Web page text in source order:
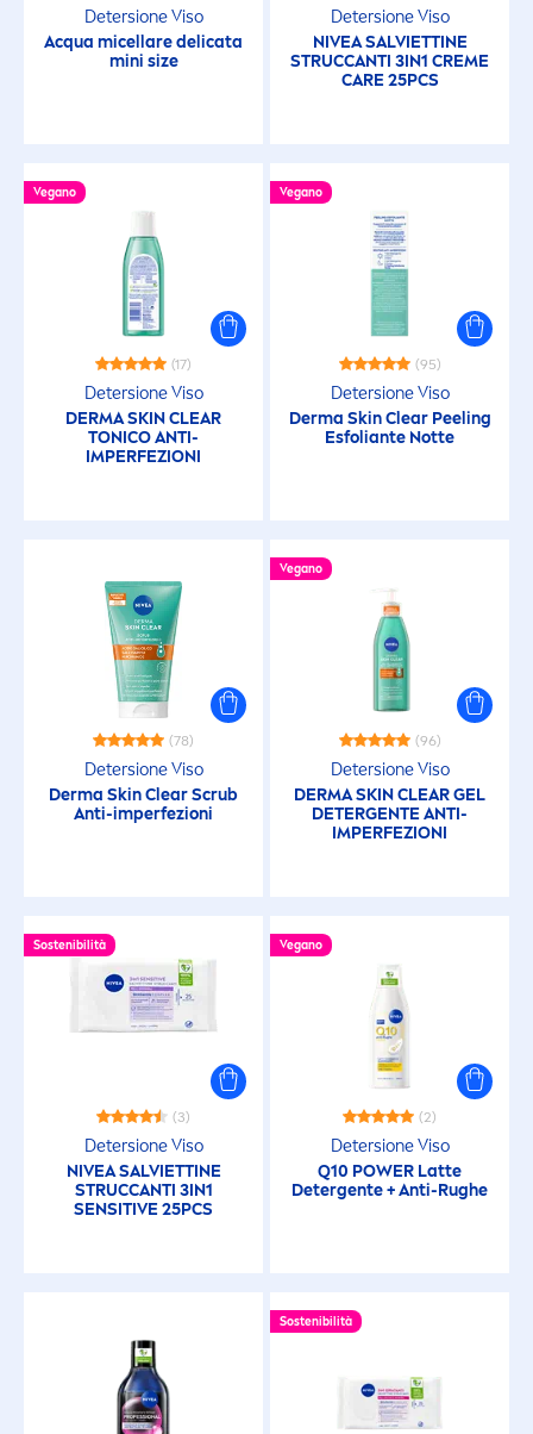
Detersione Viso
Acqua micellare delicata
mini size
Detersione Viso
NIVEASALVIETTINE
STRUCCANTI 3IN1 CREME
CARE25PCS
Vegano
(17)
Detersione Viso
DERMASKINCLEAR
TONICO ANTI-
IMPERFEZIONI
Vegano
(95)
Detersione Viso
Derma SkinClear Peeling
Esfoliante Notte
(78)
Detersione Viso
Derma SkinClear Scrub
Anti-imperfezioni
Vegano
(96)
Detersione Viso
DERMASKINCLEAR GEL
DETERGENTE ANTI-
IMPERFEZIONI
Sostenibilità
(3)
Detersione Viso
NIVEASALVIETTINE
STRUCCANTI 3IN1
SENSITIVE25PCS
Vegano
(2)
Detersione Viso
Q10 POWER Latte
Detergente + Anti-Rughe
Sostenibilità